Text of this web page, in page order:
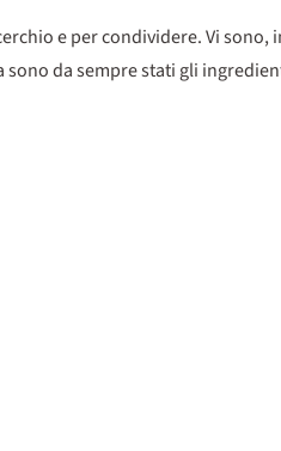
e per condividere. Vi sono,
da sempre stati gli